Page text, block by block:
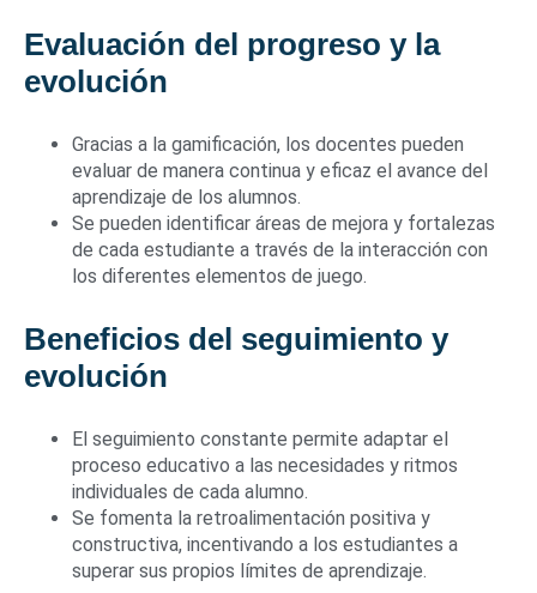
Evaluación del progreso y la
evolución
Gracias a la gamificación, los docentes pueden
evaluar de manera continua y eficaz el avance del
aprendizaje de los alumnos.
Se pueden identificar áreas de mejora y fortalezas
de cada estudiante a través de la interacción con
los diferentes elementos de juego.
Beneficios del seguimiento y
evolución
El seguimiento constante permite adaptar el
proceso educativo a las necesidades y ritmos
individuales de cada alumno.
Se fomenta la retroalimentación positiva y
constructiva, incentivando a los estudiantes a
superar sus propios límites de aprendizaje.